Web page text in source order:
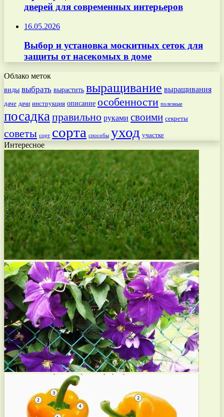
дверей для современных интерьеров
16.05.2026
Выбор и установка москитных сеток для
защиты от насекомых в доме
Облако меток
виды выбрать вырастить выращивание выращивания
даче дачи инструкция описание особенности полезные
посадкаправильно руками своими секреты
советы сорт сорта способы уход участке
Интересное